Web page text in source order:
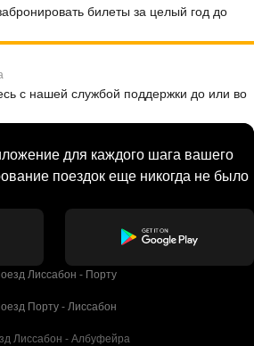
билеты за целый год до
с нашей службой поддержки до или во
для каждого шага вашего
поездок еще никогда не было
Лиссабон - Порту
Порту - Лиссабон
Лиссабон - Албуфейра